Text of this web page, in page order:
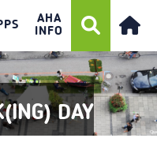
AHA
INFO
DAY